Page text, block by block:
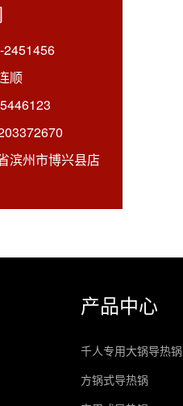
2451456
顺
滨州市博兴县店
产品中心
千人专用大锅导热锅
方锅式导热锅